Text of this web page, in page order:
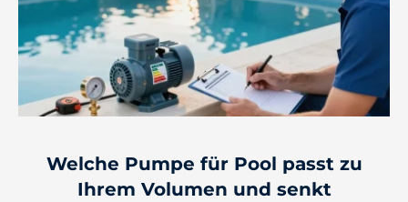
Welche Pumpe für Pool passt zu
Ihrem Volumen und senkt